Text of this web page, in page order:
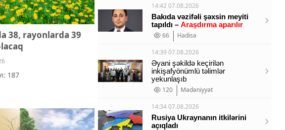
38, rayonlarda 39
187
14:42 07.08.2026
Bakıda vəzifəli şəxsin meyiti
tapıldı – Araşdırma aparılır
66
Hadisə
14:39 07.08.2026
Əyani şəkildə keçirilən
inkişafyönümlü təlimlər
yekunlaşıb
120
Mədəniyyət
14:34 07.08.2026
Rusiya Ukraynanın itkilərini
açıqladı